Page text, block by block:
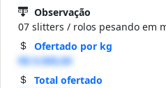
Observação
07 slitters / rolos pesando em
Ofertado por kg
R$ 0.000,00
Total ofertado